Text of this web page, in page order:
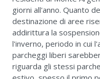
giorni all'anno. Quanto
destinazione di aree
addirittura la
l'inverno, periodo in cui
parcheggi liberi
riguarda gli stessi